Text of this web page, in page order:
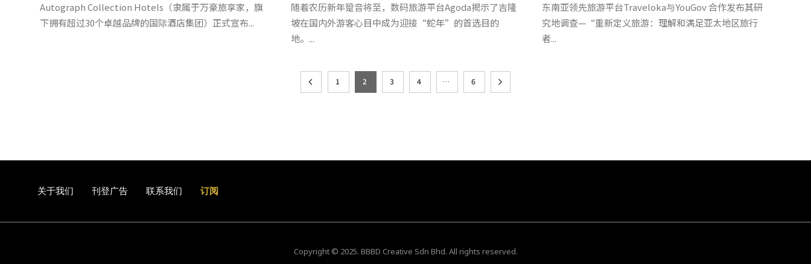
Autograph Collection Hotels（隶属于万豪旅享家，旗
下拥有超过30个卓越品牌的国际酒店集团）正式宣布...
随着农历新年跫音将至，数码旅游平台Agoda揭示了吉隆
坡在国内外游客心目中成为迎接“蛇年”的首选目的
地。...
东南亚领先旅游平台Traveloka与YouGov 合作发布其研
究地调查—“重新定义旅游：理解和满足亚太地区旅行
者...
1 2 3 4 … 6
关于我们 刊登广告 联系我们 订阅
Copyright © 2025. BBBD Creative Sdn Bhd. All rights reserved.